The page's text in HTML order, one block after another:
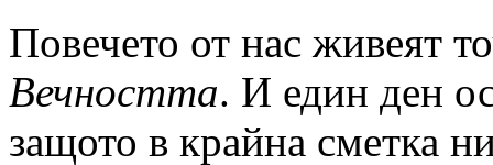
Повечето от нас живеят
Вечността. И един ден
защото в крайна сметка